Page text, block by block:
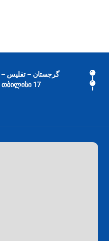
گرجستان – تفلیس –
17 პეტრე მელიქიშვილის ქუჩა, თბილისი